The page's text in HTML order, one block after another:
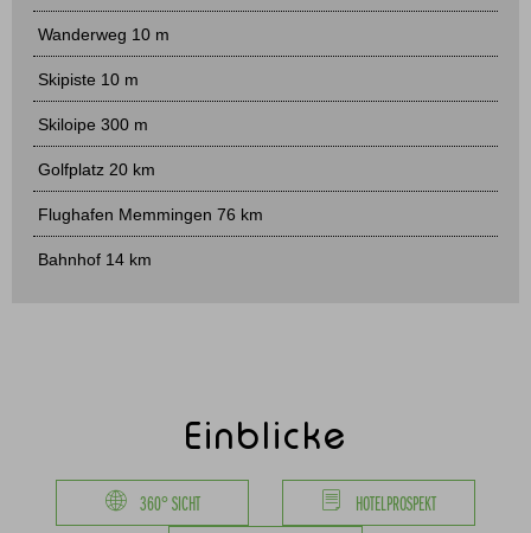
Wanderweg 10 m
Skipiste 10 m
Skiloipe 300 m
Golfplatz 20 km
Flughafen Memmingen 76 km
Bahnhof 14 km
Einblicke
360° SICHT
HOTELPROSPEKT